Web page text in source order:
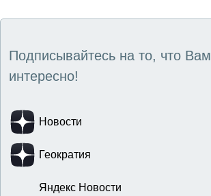
Подписывайтесь на то, что Вам
интересно!
Новости
Геократия
Яндекс Новости